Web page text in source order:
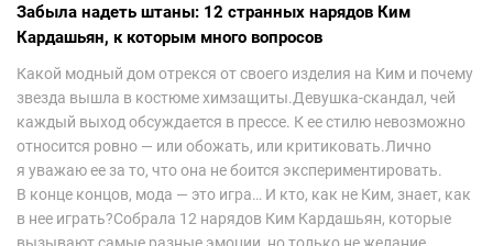
Забыла надеть штаны: 12 странных нарядов Ким
Кардашьян, к которым много вопросов
Какой модный дом отрекся от своего изделия на Ким и почему
звезда вышла в костюме химзащиты.Девушка-скандал, чей
каждый выход обсуждается в прессе. К ее стилю невозможно
относится ровно — или обожать, или критиковать.Лично
я уважаю ее за то, что она не боится экспериментировать.
В конце концов, мода — это игра… И кто, как не Ким, знает, как
в нее играть?Собрала 12 нарядов Ким Кардашьян, которые
вызывают самые разные эмоции, но только не желание